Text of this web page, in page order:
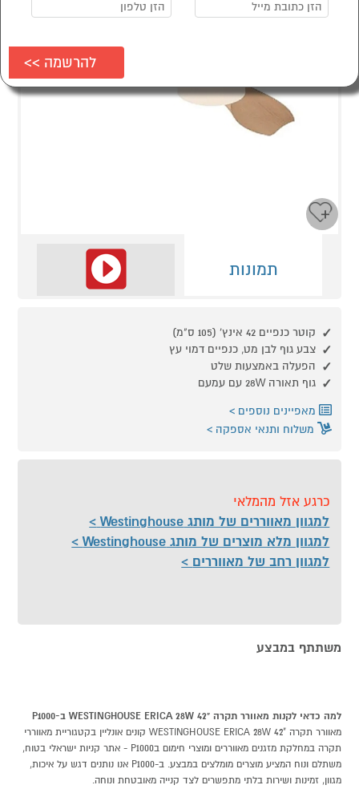
תמונות
קוטר כנפיים 42 אינץ' (105 ס"מ)
צבע גוף לבן מט, כנפיים דמוי עץ
הפעלה באמצעות שלט
גוף תאורה 28W עם עמעם
מאפיינים נוספים
משלוח ותנאי אספקה
כרגע אזל מהמלאי
למגוון מאווררים של מותג Westinghouse
למגוון מלא מוצרים של מותג Westinghouse
למגוון רחב של מאווררים
משתתף במבצע
למה כדאי לקנות מאוורר תקרה "WESTINGHOUSE ERICA 28W 42 ב-P1000
מאוורר תקרה "WESTINGHOUSE ERICA 28W 42 קונים אונליין בקטגוריית מאווררי
תקרה במחלקת מזגנים מאווררים ומוצרי חימום בP1000 - אתר קניות ישראלי בטוח,
משתלם ונוח המציע מוצרים מומלצים במבצע. ב-P1000 אנו נותנים דגש על איכות,
מגוון, זמינות ושירות בלתי מתפשרים לצד קנייה מאובטחת ונוחה.